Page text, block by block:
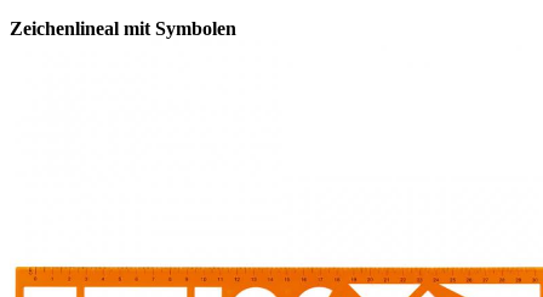
Zeichenlineal mit Symbolen